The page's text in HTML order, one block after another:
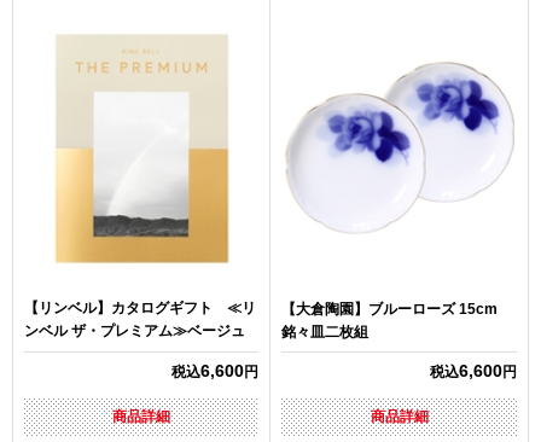
【リンベル】カタログギフト ≪リ
ンベル ザ・プレミアム≫ベージュ
税込6,600円
商品詳細
【大倉陶園】ブルーローズ 15cm
銘々皿二枚組
税込6,600円
商品詳細